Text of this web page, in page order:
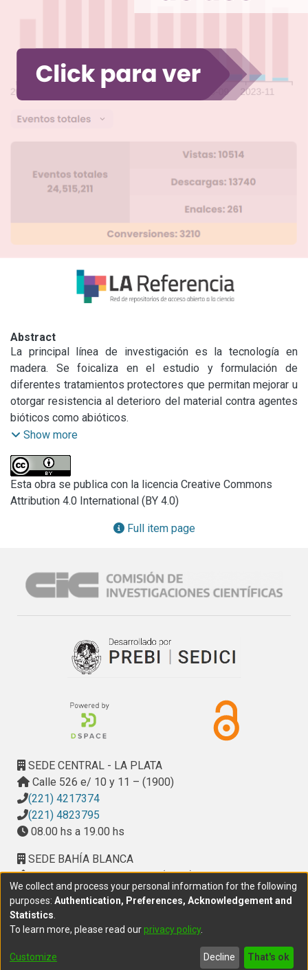
Abstract
La principal línea de investigación es la tecnología en
madera. Se foicaliza en el estudio y formulación de
diferentes tratamientos protectores que permitan mejorar u
otorgar resistencia al deterioro del material contra agentes
estado de deterioro, agente causante, daño estructural y
degradación en general de estructuras muebles e
inmuebles de madera. Luego estos datos son utilizados
para formulación y desarrollo de sistemas protectores
casos de estudios sobre maderas patrimoniales: se
formularon sistemas de conservación para piezas
trabajando en la Pirámide de Mayo. Además, se han
identificado las especies de cada una de las maderas y de
hongos xilófagos presentes en los diferentes
generación de sistemas protectores más eficientes.
Show more
Esta obra se publica con la licencia Creative Commons
Attribution 4.0 International (BY 4.0)
Full item page
SEDE CENTRAL - LA PLATA
Calle 526 e/ 10 y 11 – (1900)
(221) 4217374
(221) 4823795
08.00 hs a 19.00 hs
SEDE BAHÍA BLANCA
Calle Ciudad de Cali 320 – (8000). Universidad
Provincial del Sudoeste (UPSO)
(291) 459 2550, interno 147
10.00 h a 14.00 h
We collect and process your personal information for the following
purposes: Authentication, Preferences, Acknowledgement and
Statistics
To learn more, please read ourprivacy policy.
Customize Decline That's ok